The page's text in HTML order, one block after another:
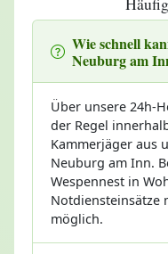
Wie schnell
Neuburg am
Über unsere 24h-
der Regel
Kammerjäger aus
Neuburg am Inn.
Wespennest in
Notdiensteinsätze
möglich.